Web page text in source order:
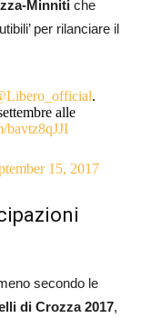
Minniti che
per rilanciare il
.
alle
bavtz8qJJI
15, 2017
secondo le
di Crozza 2017,